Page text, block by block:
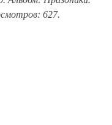
627.